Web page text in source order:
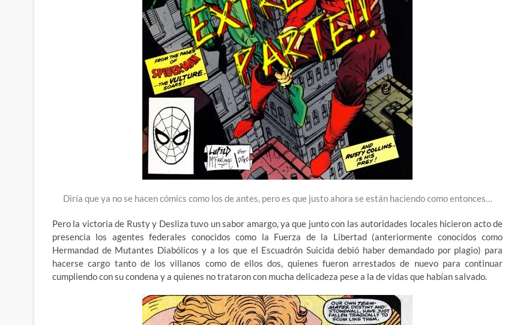
Diría que ya no se hacen cómics como los de antes, pero es que justo ahora se están haciendo como entonces…
Pero la victoria de Rusty y Desliza tuvo un sabor amargo, ya que junto con las autoridades locales hicieron acto de
presencia los agentes federales conocidos como la Fuerza de la Libertad (anteriormente conocidos como
Hermandad de Mutantes Diabólicos y a los que el Escuadrón Suicida debió haber demandado por plagio) para
hacerse cargo tanto de los villanos como de ellos dos, quienes fueron arrestados de nuevo para continuar
cumpliendo con su condena y a quienes no trataron con mucha delicadeza pese a la de vidas que habían salvado.